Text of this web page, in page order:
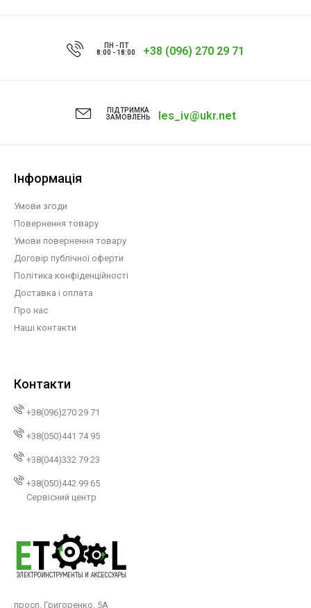
ПН - ПТ
8:00 - 18:00
+38 (096) 270 29 71
ПІДТРИМКА
ЗАМОВЛЕНЬ
les_iv@ukr.net
Інформація
Умови згоди
Повернення товару
Умови повернення товару
Договір публічної оферти
Політика конфіденційності
Доставка і оплата
Про нас
Наші контакти
Контакти
+38(096)270 29 71
+38(050)441 74 95
+38(044)332 79 23
+38(050)442 99 65
Сервісний центр
просп. Григоренко, 5А